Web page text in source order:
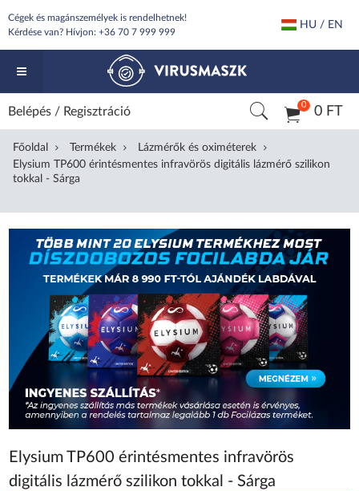
Cégek és magánszemélyek is rendelhetnek!
Kérdése van? Hívjon: +36 70 7 999 999
HU / EN
0 0 FT
Belépés / Regisztráció
Főoldal Termékek
Lázmérők és oximéterek
Elysium TP600 érintésmentes infravörös digitális lázmérő szilikon
tokkal - Sárga
Elysium TP600 érintésmentes infravörös
digitális lázmérő szilikon tokkal - Sárga